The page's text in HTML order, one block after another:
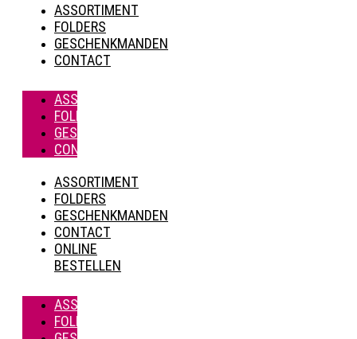
ASSORTIMENT
FOLDERS
GESCHENKMANDEN
CONTACT
ASSORTIMENT
FOLDERS
GESCHENKMANDEN
CONTACT
ASSORTIMENT
FOLDERS
GESCHENKMANDEN
CONTACT
ONLINE
BESTELLEN
ASSORTIMENT
FOLDERS